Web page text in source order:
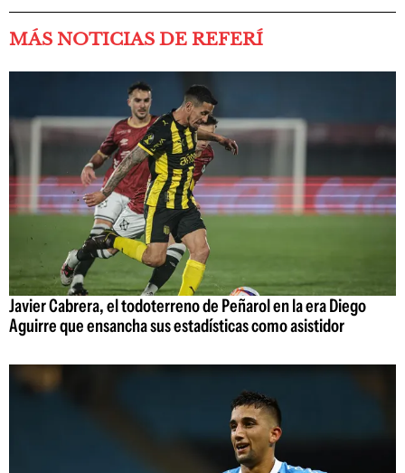
MÁS NOTICIAS DE REFERÍ
Javier Cabrera, el todoterreno de Peñarol en la era Diego
Aguirre que ensancha sus estadísticas como asistidor